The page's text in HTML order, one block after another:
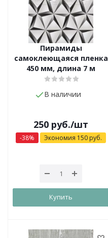
Пирамиды
самоклеющаяся пленка
450 мм, длина 7 м
В наличии
250 руб./шт
-38% Экономия 150 руб.
Купить